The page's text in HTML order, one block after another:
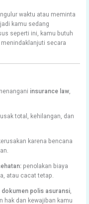
waktu atau meminta
kamu sedang
seperti ini, kamu butuh
secara
insurance law,
total, kehilangan, dan
karena bencana
penolakan biaya
atau cacat tetap.
dokumen polis asuransi,
hak dan kewajiban kamu